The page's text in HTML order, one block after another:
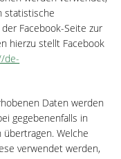
statistische
Facebook-Seite zur
hierzu stellt Facebook
de-
Daten werden
gegebenenfalls in
Welche
verwendet werden,